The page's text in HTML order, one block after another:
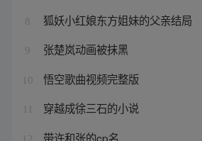
8 狐妖小红娘东方姐妹的父亲结局
9 张楚岚动画被抹黑
10 悟空歌曲视频完整版
穿越成徐三石的小说
12 带许和张的cp名